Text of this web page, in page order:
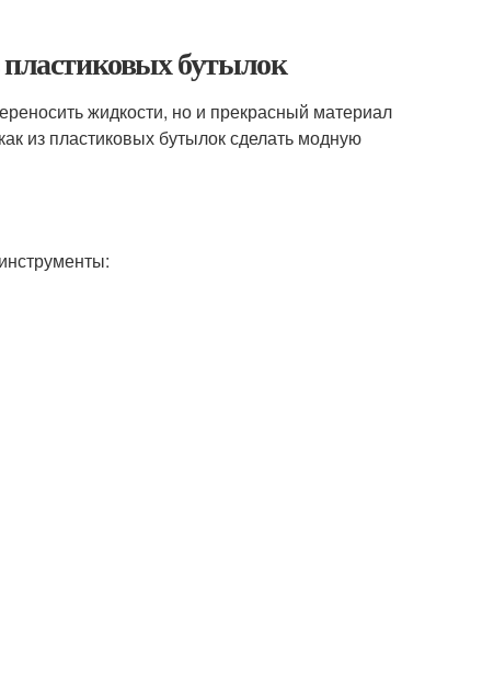
бутылок
жидкости, но и прекрасный материал
из пластиковых бутылок сделать модную